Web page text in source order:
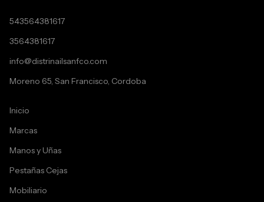
543564381617
3564381617
info@distrinailsanfco.com
Moreno 65, San Francisco, Cordoba
Inicio
Marcas
Manos y Uñas
Pestañas Cejas
Mobiliario